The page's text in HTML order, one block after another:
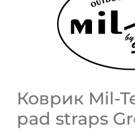
Коврик Mil-
pad straps
ДА